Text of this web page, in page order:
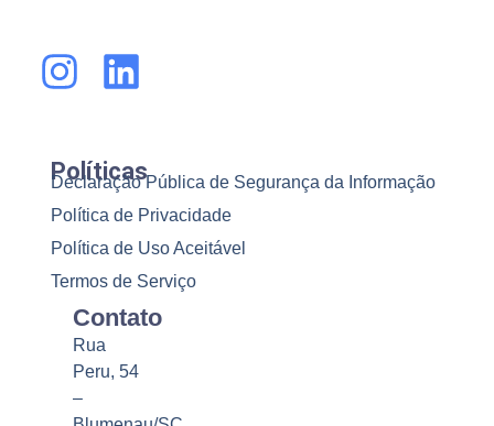
Políticas
Declaração Pública de Segurança da Informação
Política de Privacidade
Política de Uso Aceitável
Termos de Serviço
Contato
Rua
Peru, 54
–